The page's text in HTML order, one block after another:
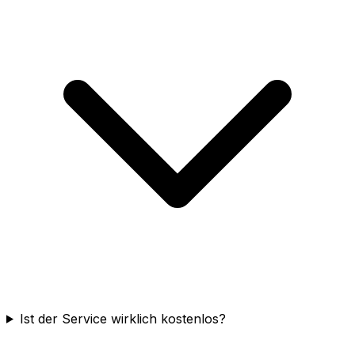
Ist der Service wirklich kostenlos?